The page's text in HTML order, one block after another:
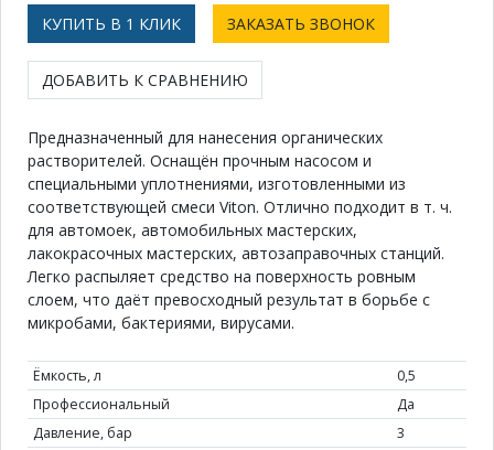
КУПИТЬ В 1 КЛИК ЗАКАЗАТЬ ЗВОНОК
ДОБАВИТЬ К СРАВНЕНИЮ
Предназначенный для нанесения органических
растворителей. Оснащён прочным насосом и
специальными уплотнениями, изготовленными из
соответствующей смеси Viton. Отлично подходит в т. ч.
для автомоек, автомобильных мастерских,
лакокрасочных мастерских, автозаправочных станций.
Легко распыляет средство на поверхность ровным
слоем, что даёт превосходный результат в борьбе с
микробами, бактериями, вирусами.
Ёмкость, л
0,5
Профессиональный
Да
Давление, бар
3